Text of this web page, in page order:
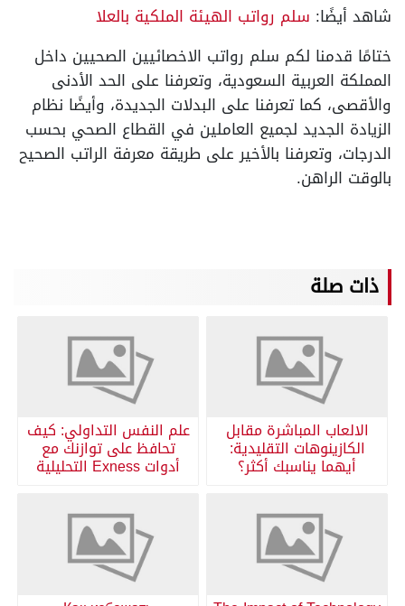
شاهد أيضًا: سلم رواتب الهيئة الملكية بالعلا
ختامًا قدمنا لكم سلم رواتب الاخصائيين الصحيين داخل
المملكة العربية السعودية، وتعرفنا على الحد الأدنى
والأقصى، كما تعرفنا على البدلات الجديدة، وأيضًا نظام
الزيادة الجديد لجميع العاملين في القطاع الصحي بحسب
الدرجات، وتعرفنا بالأخير على طريقة معرفة الراتب الصحيح
بالوقت الراهن.
ذات صلة
الالعاب المباشرة مقابل
الكازينوهات التقليدية:
أيهما يناسبك أكثر؟
علم النفس التداولي: كيف
تحافظ على توازنك مع
أدوات Exness التحليلية